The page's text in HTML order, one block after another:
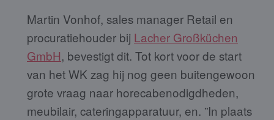
Martin Vonhof, sales manager Retail en
procuratiehouder bij Lacher Großküchen
GmbH, bevestigt dit. Tot kort voor de start
van het WK zag hij nog geen buitengewoon
grote vraag naar horecabenodigdheden,
meubilair, cateringapparatuur, en. ”In plaats